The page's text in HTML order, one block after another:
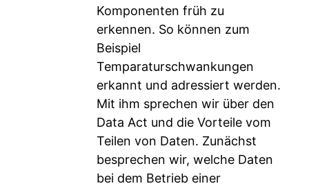
Komponenten früh zu
erkennen. So können zum
Beispiel
Temparaturschwankungen
erkannt und adressiert werden.
Mit ihm sprechen wir über den
Data Act und die Vorteile vom
Teilen von Daten. Zunächst
besprechen wir, welche Daten
bei dem Betrieb einer